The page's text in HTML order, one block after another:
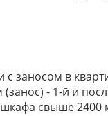
заносом в
- 1-й и
свыше 2400